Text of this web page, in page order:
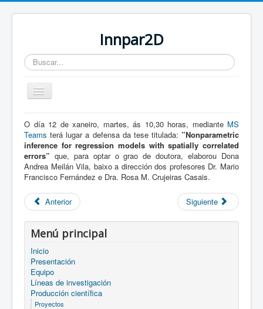
Innpar2D
Buscar...
Cambiar
navegación
Está aquí: Inicio
Noticias
Tesis de Andrea Meilán Vila
O día 12 de xaneiro, martes, ás 10,30 horas, mediante MS
Teams terá lugar a defensa da tese titulada: ”Nonparametric
inference for regression models with spatially correlated
errors” que, para optar o grao de doutora, elaborou Dona
Andrea Meilán Vila, baixo a dirección dos profesores Dr. Mario
Francisco Fernández e Dra. Rosa M. Crujeiras Casais.
Anterior Siguiente
Menú principal
Inicio
Presentación
Equipo
Líneas de investigación
Producción científica
Proyectos